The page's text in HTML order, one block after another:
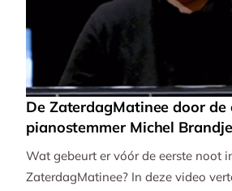
De ZaterdagMatinee door de
pianostemmer Michel
Wat gebeurt er vóór de eerste noot
ZaterdagMatinee? In deze video